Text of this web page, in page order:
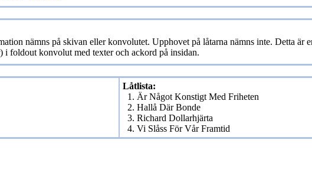
nämns på skivan eller konvolutet. Upphovet på låtarna nämns inte. Detta är
i foldout konvolut med texter och ackord på insidan.
Låtlista:
1. Är Något Konstigt Med Friheten
2. Hallå Där Bonde
3. Richard Dollarhjärta
4. Vi Slåss För Vår Framtid